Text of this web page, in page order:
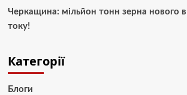
Черкащина: мільйон тонн зерна нового
току!
Категорії
Блоги